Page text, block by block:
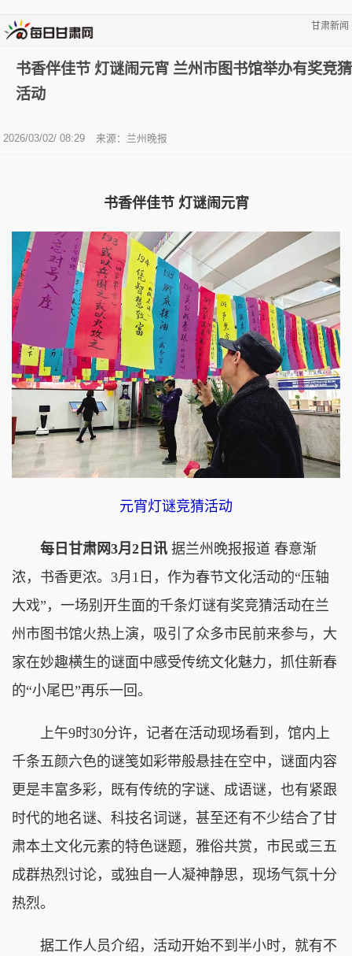
甘肃新闻
书香伴佳节 灯谜闹元宵 兰州市图书馆举办有奖竞猜
活动
2026/03/02/ 08:29 来源：兰州晚报
书香伴佳节 灯谜闹元宵
元宵灯谜竞猜活动
每日甘肃网3月2日讯 据兰州晚报报道 春意渐
浓，书香更浓。3月1日，作为春节文化活动的“压轴
大戏”，一场别开生面的千条灯谜有奖竞猜活动在兰
州市图书馆火热上演，吸引了众多市民前来参与，大
家在妙趣横生的谜面中感受传统文化魅力，抓住新春
的“小尾巴”再乐一回。
上午9时30分许，记者在活动现场看到，馆内上
千条五颜六色的谜笺如彩带般悬挂在空中，谜面内容
更是丰富多彩，既有传统的字谜、成语谜，也有紧跟
时代的地名谜、科技名词谜，甚至还有不少结合了甘
肃本土文化元素的特色谜题，雅俗共赏，市民或三五
成群热烈讨论，或独自一人凝神静思，现场气氛十分
热烈。
据工作人员介绍，活动开始不到半小时，就有不